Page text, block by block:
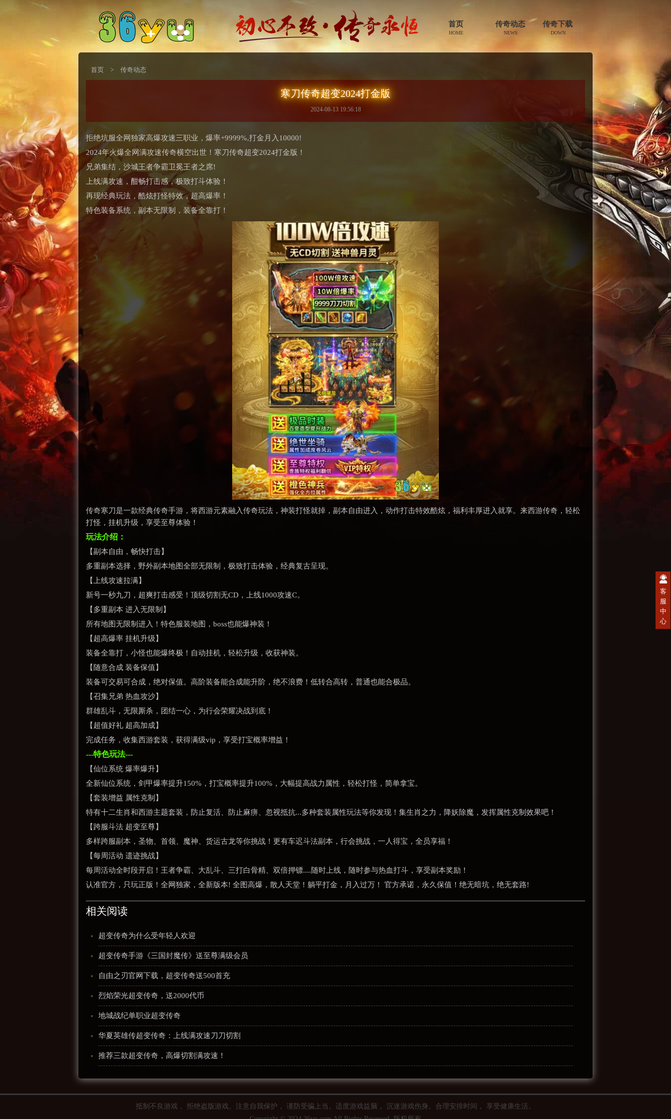
首页
HOME
传奇动态
NEWS
传奇下载
DOWN
首页 > 传奇动态
寒刀传奇超变2024打金版
2024-08-13 19:56:18
拒绝坑服全网独家高爆攻速三职业，爆率+9999%,打金月入10000!
2024年火爆全网满攻速传奇横空出世！寒刀传奇超变2024打金版！
兄弟集结，沙城王者争霸卫冕王者之席!
上线满攻速，酣畅打击感，极致打斗体验！
再现经典玩法，酷炫打怪特效，超高爆率！
特色装备系统，副本无限制，装备全靠打！
传奇寒刀是一款经典传奇手游，将西游元素融入传奇玩法，神装打怪就掉，副本自由进入，动作打击特效酷炫，福利丰厚进入就享。来西游传奇，轻松
打怪，挂机升级，享受至尊体验！
玩法介绍：
【副本自由，畅快打击】
多重副本选择，野外副本地图全部无限制，极致打击体验，经典复古呈现。
【上线攻速拉满】
新号一秒九刀，超爽打击感受！顶级切割无CD，上线1000攻速C。
【多重副本 进入无限制】
所有地图无限制进入！特色服装地图，boss也能爆神装！
【超高爆率 挂机升级】
装备全靠打，小怪也能爆终极！自动挂机，轻松升级，收获神装。
【随意合成 装备保值】
装备可交易可合成，绝对保值。高阶装备能合成能升阶，绝不浪费！低转合高转，普通也能合极品。
【召集兄弟 热血攻沙】
群雄乱斗，无限厮杀，团结一心，为行会荣耀决战到底！
【超值好礼 超高加成】
完成任务，收集西游套装，获得满级vip，享受打宝概率增益！
---特色玩法---
【仙位系统 爆率爆升】
全新仙位系统，剑甲爆率提升150%，打宝概率提升100%，大幅提高战力属性，轻松打怪，简单拿宝。
【套装增益 属性克制】
特有十二生肖和西游主题套装，防止复活、防止麻痹、忽视抵抗...多种套装属性玩法等你发现！集生肖之力，降妖除魔，发挥属性克制效果吧！
【跨服斗法 超变至尊】
多样跨服副本，圣物、首领、魔神、货运古龙等你挑战！更有车迟斗法副本，行会挑战，一人得宝，全员享福！
【每周活动 遗迹挑战】
每周活动全时段开启！王者争霸、大乱斗、三打白骨精、双倍押镖....随时上线，随时参与热血打斗，享受副本奖励！
认准官方，只玩正版！全网独家，全新版本! 全图高爆，散人天堂！躺平打金，月入过万！ 官方承诺，永久保值！绝无暗坑，绝无套路!
相关阅读
超变传奇为什么受年轻人欢迎
超变传奇手游《三国封魔传》送至尊满级会员
自由之刃官网下载，超变传奇送500首充
烈焰荣光超变传奇，送2000代币
地城战纪单职业超变传奇
华夏英雄传超变传奇：上线满攻速刀刀切割
推荐三款超变传奇，高爆切割满攻速！
抵制不良游戏， 拒绝盗版游戏。注意自我保护， 谨防受骗上当。适度游戏益脑， 沉迷游戏伤身。合理安排时间， 享受健康生活。
客
服
中
心